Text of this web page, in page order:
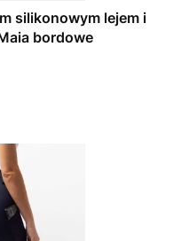
silikonowym lejem i
bordowe